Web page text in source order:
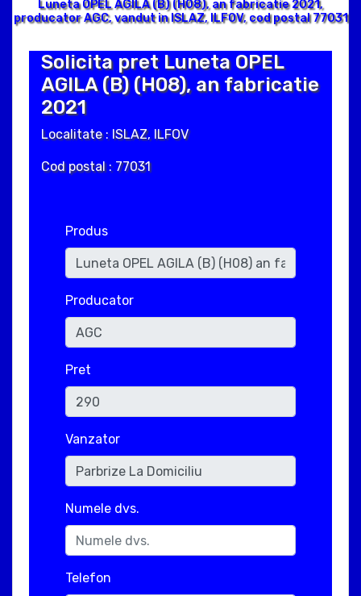
Luneta OPEL AGILA (B) (H08), an fabricatie 2021,
producator AGC, vandut in ISLAZ, ILFOV, cod postal 77031
Solicita pret Luneta OPEL
AGILA (B) (H08), an fabricatie
2021
Localitate : ISLAZ, ILFOV
Cod postal : 77031
Produs
Producator
Pret
Vanzator
Numele dvs.
Telefon